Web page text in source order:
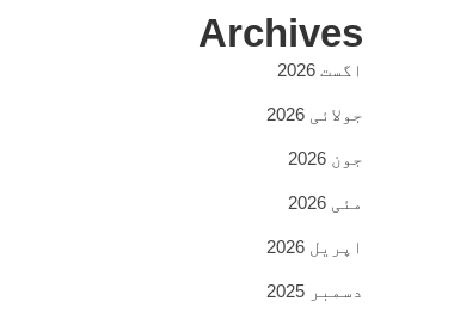
Archives
اگست 2026
جولائی 2026
جون 2026
مئی 2026
اپریل 2026
دسمبر 2025